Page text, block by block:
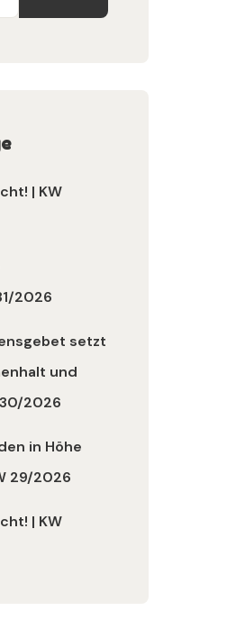
| KW
2026
setzt
und
2026
in Höhe
29/2026
| KW